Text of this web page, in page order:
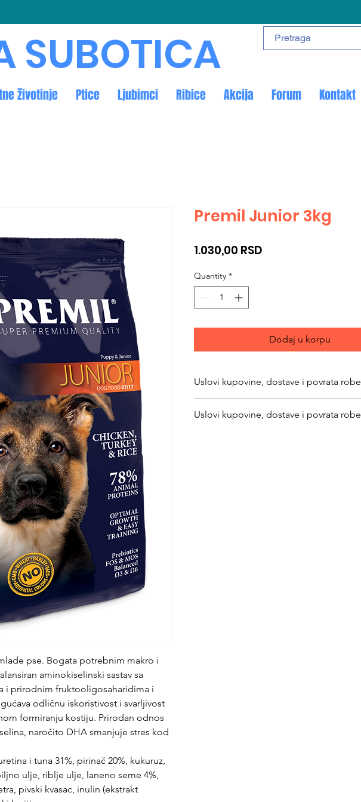
životinje Ptice Ljubimci Ribice Akcija Forum Kontakt
SUBOTICA
pse. Bogata potrebnim makro i
aminokiselinski sastav sa
i prirodnim fruktooligosaharidima i
odličnu iskoristivost i svarljivost
formiranju kostiju. Prirodan odnos
naročito DHA smanjuje stres kod
i tuna 31%, pirinač 20%, kukuruz,
ulje, riblje ulje, laneno seme 4%,
pivski kvasac, inulin (ekstrakt
Premil Junior 3kg
1.030,00 RSD
Quantity *
Dodaj u korpu
Uslovi kupovine, dostave i povrata robe
returns
Uslovi kupovine, dostave i povrata robe